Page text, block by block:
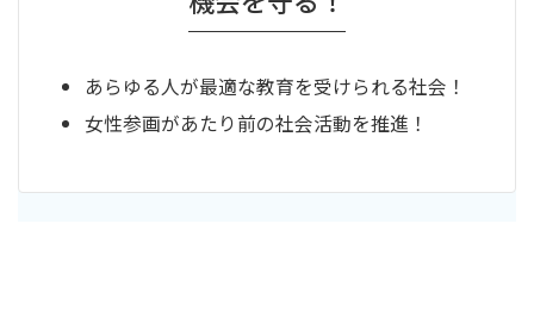
あらゆる人が最適な教育を受けられる社会！
女性参画があたり前の社会活動を推進！